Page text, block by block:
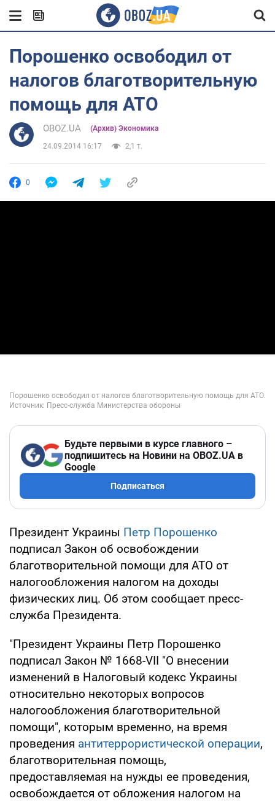
Порошенко освободил от
налогов благотворительную
помощь для АТО
OBOZ.UA (Архив) Экономика
24.09.2014 16:17 2,1 т.
0
Будьте первыми в курсе главного –
подпишитесь на Новини на OBOZ.UA в
Google
Подписаться
Президент Украины Петр Порошенко
подписал Закон об освобождении
благотворительной помощи для АТО от
налогообложения налогом на доходы
физических лиц. Об этом сообщает пресс-
служба Президента.
"Президент Украины Петр Порошенко
подписал Закон № 1668-VII "О внесении
изменений в Налоговый кодекс Украины
относительно некоторых вопросов
налогообложения благотворительной
помощи", которым временно, на время
проведения антитеррористической операции,
благотворительная помощь,
предоставляемая на нужды ее проведения,
освобождается от обложения налогом на